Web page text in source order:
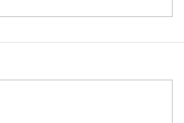
82017 6244
odesíláme do 3 - 8 dní